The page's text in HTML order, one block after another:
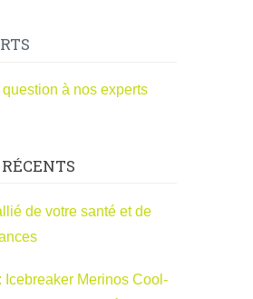
à nos experts
de votre santé et de
Icebreaker Merinos Cool-